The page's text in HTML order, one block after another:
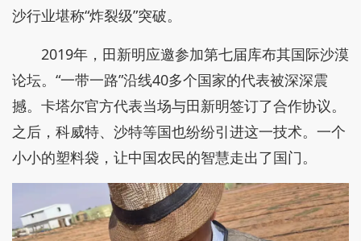
沙行业堪称“炸裂级”突破。
2019年，田新明应邀参加第七届库布其国际沙漠
论坛。“一带一路”沿线40多个国家的代表被深深震
撼。卡塔尔官方代表当场与田新明签订了合作协议。
之后，科威特、沙特等国也纷纷引进这一技术。一个
小小的塑料袋，让中国农民的智慧走出了国门。